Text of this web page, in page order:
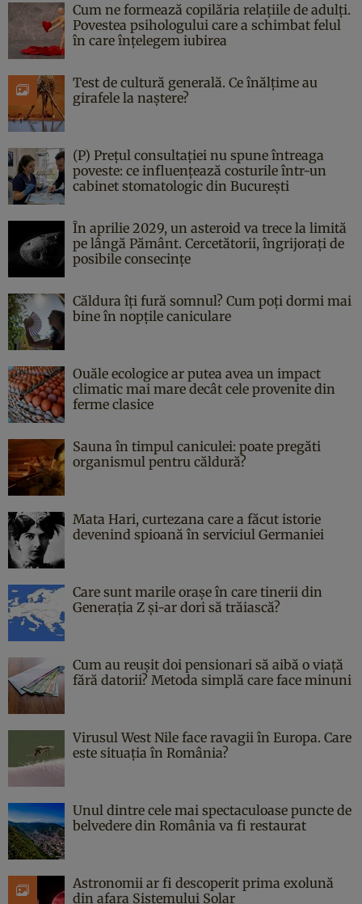
Cum ne formează copilăria relațiile de adulți.
Povestea psihologului care a schimbat felul
în care înțelegem iubirea
Test de cultură generală. Ce înălțime au
girafele la naștere?
(P) Prețul consultației nu spune întreaga
poveste: ce influențează costurile într-un
cabinet stomatologic din București
În aprilie 2029, un asteroid va trece la limită
pe lângă Pământ. Cercetătorii, îngrijorați de
posibile consecințe
Căldura îți fură somnul? Cum poți dormi mai
bine în nopțile caniculare
Ouăle ecologice ar putea avea un impact
climatic mai mare decât cele provenite din
ferme clasice
Sauna în timpul caniculei: poate pregăti
organismul pentru căldură?
Mata Hari, curtezana care a făcut istorie
devenind spioană în serviciul Germaniei
Care sunt marile orașe în care tinerii din
Generația Z și-ar dori să trăiască?
Cum au reușit doi pensionari să aibă o viață
fără datorii? Metoda simplă care face minuni
Virusul West Nile face ravagii în Europa. Care
este situația în România?
Unul dintre cele mai spectaculoase puncte de
belvedere din România va fi restaurat
Astronomii ar fi descoperit prima exolună
din afara Sistemului Solar